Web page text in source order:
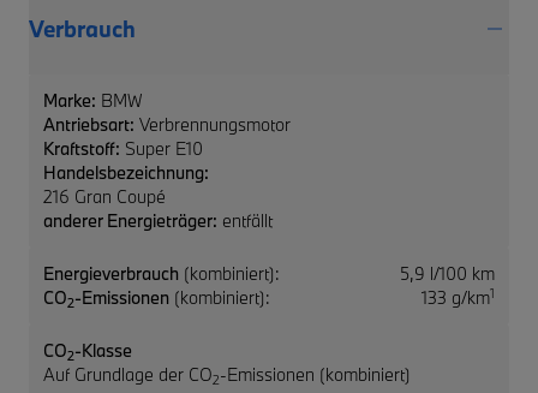
Verbrauch
Marke: BMW
Antriebsart: Verbrennungsmotor
Kraftstoff: Super E10
Handelsbezeichnung:
216 Gran Coupé
anderer Energieträger: entfällt
Energieverbrauch (kombiniert):
5,9 l/100 km
CO2-Emissionen (kombiniert): 133 g/km1
CO2-Klasse
Auf Grundlage der CO2-Emissionen (kombiniert)